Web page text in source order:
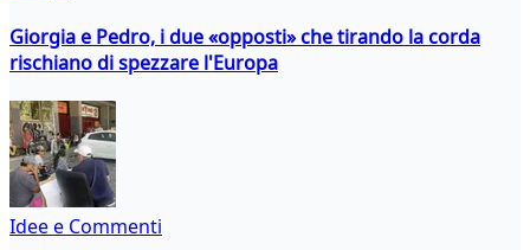
Giorgia e Pedro, i due «opposti» che tirando la corda
rischiano di spezzare l'Europa
Idee e Commenti